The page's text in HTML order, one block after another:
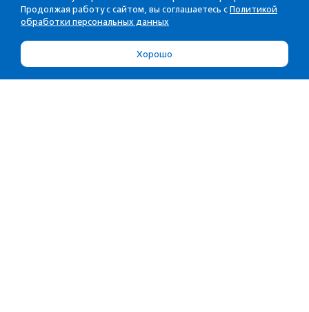
Продолжая работу с сайтом, вы соглашаетесь с Политикой
обработки персональных данных
Хорошо